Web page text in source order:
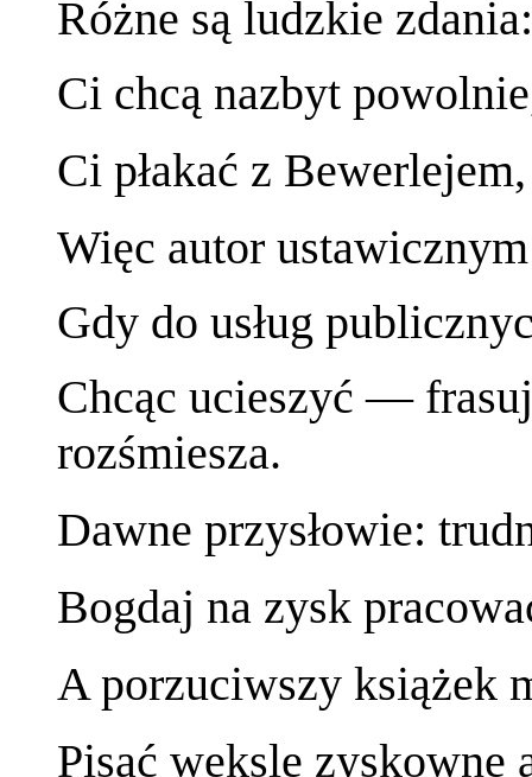
Różne są ludzkie
Ci chcą nazbyt
Ci płakać z
Więc autor
Gdy do usług
Chcąc ucieszyć —
rozśmiesza.
Dawne przysłowie:
Bogdaj na zysk
A porzuciwszy książek
Pisać weksle zyskowne